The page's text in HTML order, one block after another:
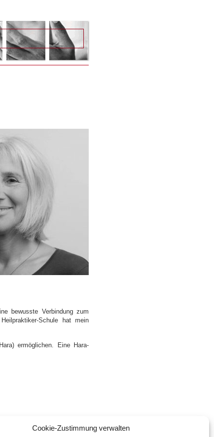
Cookie-Zustimmung verwalten
bewusste Verbindung zum
Schule hat mein
ermöglichen. Eine Hara-